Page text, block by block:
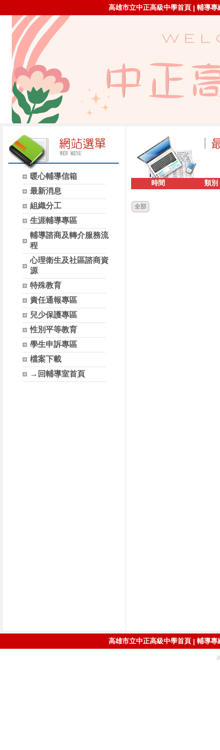
高雄市立中正高級中學首頁 | 輔導專
暖心輔導信箱
最新消息
組織分工
生涯輔導專區
輔導諮商及轉介服務流
程
心理衛生及社區諮商資
源
特殊教育
責任通報專區
兒少保護專區
性別平等教育
學生申訴專區
檔案下載
→回輔導室首頁
時間 類別
全部
高雄市立中正高級中學首頁 | 輔導專